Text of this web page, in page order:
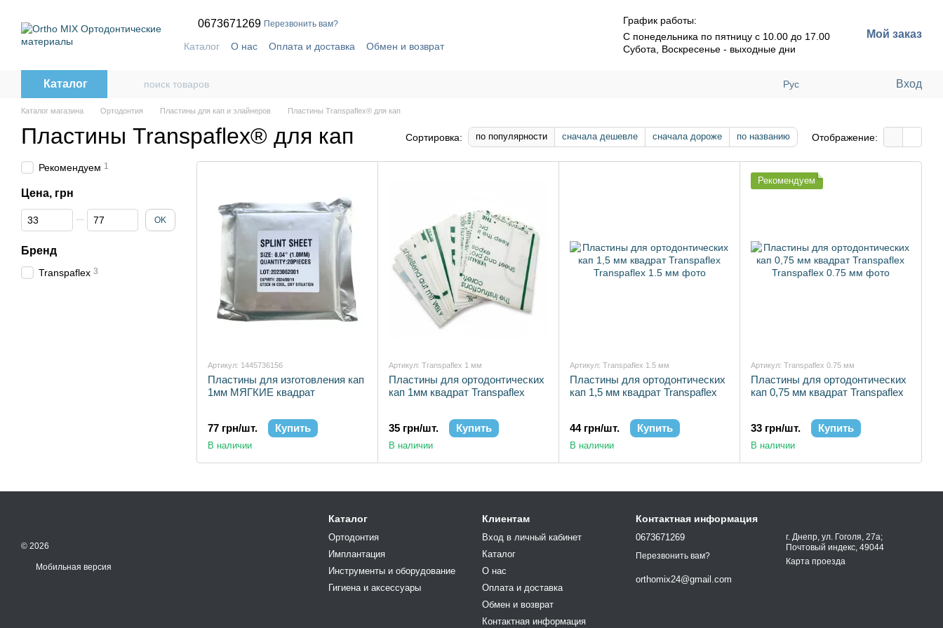
0673671269 Перезвонить вам?
Каталог О нас Оплата и доставка
Обмен и возврат
График работы:
С понедельника по пятницу с 10.00 до 17.00
Субота, Воскресенье - выходные дни
Мой заказ
Каталог Рус Вход
Каталог магазина Ортодонтия Пластины для кап и элайнеров Пластины Transpaflex® для кап
Пластины Transpaflex® для кап Сортировка: по популярности сначала дешевле сначала дороже по названию Отображение:
Артикул: 1445736156
Пластины для изготовления кап
1мм МЯГКИЕ квадрат
77 грн/шт. Купить
В наличии
Артикул: Transpaflex 1 мм
Пластины для ортодонтических
кап 1мм квадрат Transpaflex
35 грн/шт. Купить
В наличии
Артикул: Transpaflex 1.5 мм
Пластины для ортодонтических
кап 1,5 мм квадрат Transpaflex
44 грн/шт. Купить
В наличии
Рекомендуем
Артикул: Transpaflex 0.75 мм
Пластины для ортодонтических
кап 0,75 мм квадрат Transpaflex
33 грн/шт. Купить
В наличии
Рекомендуем 1
Цена, грн
От Цена, грн
До Цена, грн OK
Бренд
Transpaflex 3
© 2026
Мобильная версия
Каталог
Ортодонтия
Имплантация
Инструменты и оборудование
Гигиена и аксессуары
Клиентам
Вход в личный кабинет
Каталог
О нас
Оплата и доставка
Обмен и возврат
Контактная информация
Контактная информация
0673671269
Перезвонить вам?
orthomix24@gmail.com
г. Днепр, ул. Гоголя, 27а;
Почтовый индекс, 49044
Карта проезда